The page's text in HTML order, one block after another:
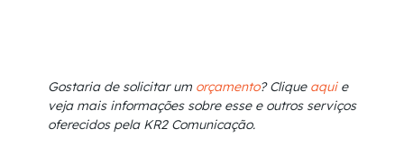
Gostaria de solicitar um orçamento? Clique aquie
veja mais informações sobre esse e outros serviços
oferecidos pela KR2 Comunicação.